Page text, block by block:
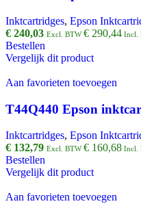
Inktcartridges, Epson
€ 240,03 Excl. BTW€ 290,44 Incl.
Bestellen
Vergelijk dit product
Aan favorieten toevoegen
T44Q440 Epson
Inktcartridges, Epson
€ 132,79 Excl. BTW€ 160,68 Incl.
Bestellen
Vergelijk dit product
Aan favorieten toevoegen